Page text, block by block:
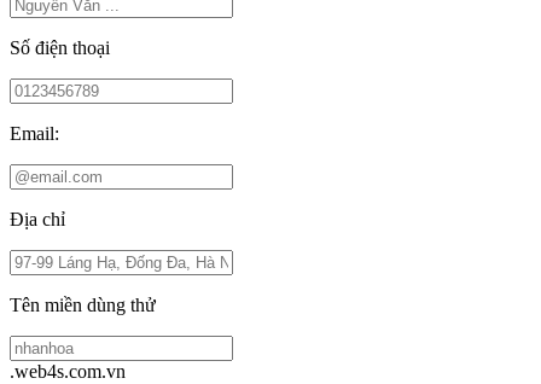
Số điện thoại
Email:
Địa chỉ
Tên miền dùng thử
.web4s.com.vn